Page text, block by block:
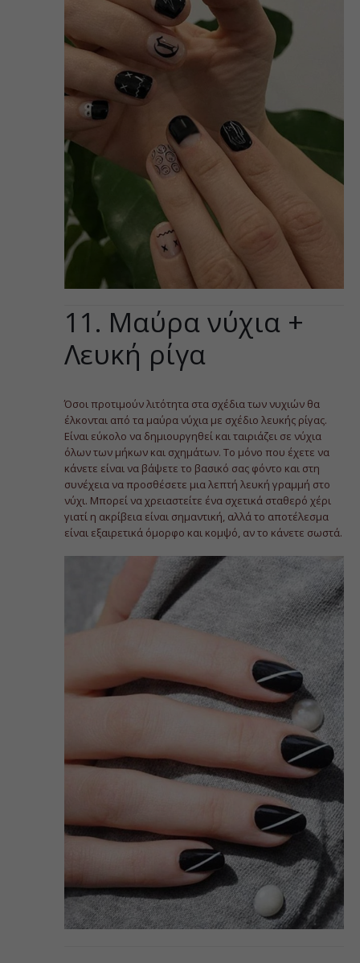
11. Μαύρα νύχια +
Λευκή ρίγα
Όσοι προτιμούν λιτότητα στα σχέδια των νυχιών θα
έλκονται από τα μαύρα νύχια με σχέδιο λευκής ρίγας.
Είναι εύκολο να δημιουργηθεί και ταιριάζει σε νύχια
όλων των μήκων και σχημάτων. Το μόνο που έχετε να
κάνετε είναι να βάψετε το βασικό σας φόντο και στη
συνέχεια να προσθέσετε μια λεπτή λευκή γραμμή στο
νύχι. Μπορεί να χρειαστείτε ένα σχετικά σταθερό χέρι
γιατί η ακρίβεια είναι σημαντική, αλλά το αποτέλεσμα
είναι εξαιρετικά όμορφο και κομψό, αν το κάνετε σωστά.